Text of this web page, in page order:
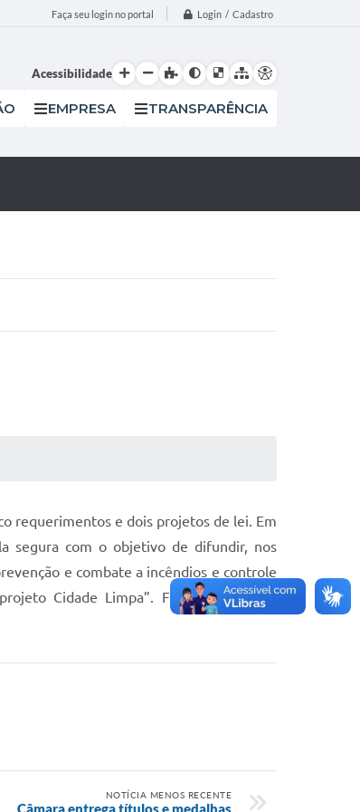
Faça seu login no portal Login / Cadastro
Acessibilidade
EMPRESA TRANSPARÊNCIA
requerimentos e dois projetos de lei. Em
segura com o objetivo de difundir, nos
e combate a incêndios e controle
Cidade Limpa”. Foram aprovados
NOTÍCIA MENOS RECENTE
Câmara entrega títulos e medalhas